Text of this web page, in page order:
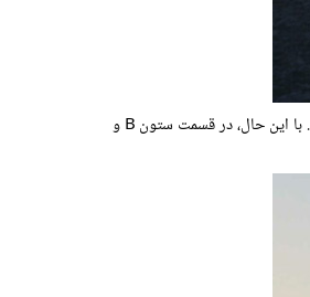
در نگاه اول، مشهود است که Espace به شدت بر اساس آسترال ساخته شده است، زیرا این دو SUV بیشتر پانل های بدنه خود از جمله قسمت جلویی یکسان را به اشتراک می گذارند. با این حال، در قسمت ستون B و